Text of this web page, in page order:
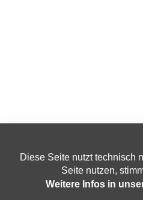
Diese Seite nutzt technisch
Seite nutzen,
Weitere Infos in